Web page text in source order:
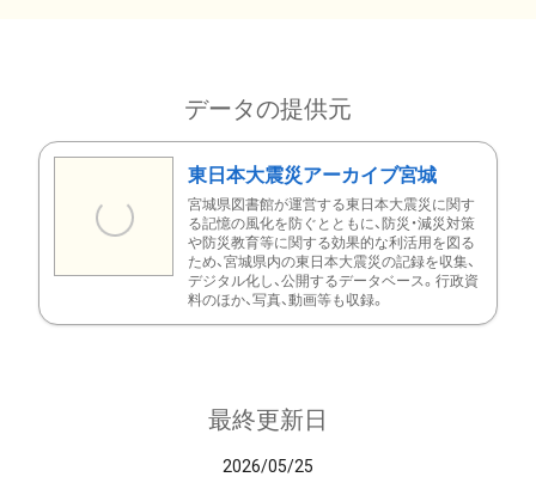
データの提供元
東日本大震災アーカイブ宮城
宮城県図書館が運営する東日本大震災に関す
る記憶の風化を防ぐとともに、防災・減災対策
や防災教育等に関する効果的な利活用を図る
ため、宮城県内の東日本大震災の記録を収集、
デジタル化し、公開するデータベース。行政資
料のほか、写真、動画等も収録。
最終更新日
2026/05/25